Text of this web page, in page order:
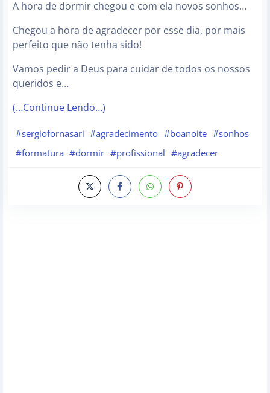
A hora de dormir chegou e com ela novos sonhos…
Chegou a hora de agradecer por esse dia, por mais
perfeito que não tenha sido!
Vamos pedir a Deus para cuidar de todos os nossos
queridos e…
(…Continue Lendo…)
#sergiofornasari #agradecimento #boanoite #sonhos
#formatura #dormir #profissional #agradecer